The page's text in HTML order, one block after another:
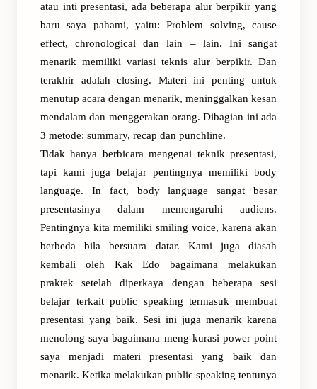
atau inti presentasi, ada beberapa alur berpikir yang
baru saya pahami, yaitu: Problem solving, cause
effect, chronological dan lain – lain. Ini sangat
menarik memiliki variasi teknis alur berpikir. Dan
terakhir adalah closing. Materi ini penting untuk
menutup acara dengan menarik, meninggalkan kesan
mendalam dan menggerakan orang. Dibagian ini ada
3 metode: summary, recap dan punchline.
Tidak hanya berbicara mengenai teknik presentasi,
tapi kami juga belajar pentingnya memiliki body
language. In fact, body language sangat besar
presentasinya dalam memengaruhi audiens.
Pentingnya kita memiliki smiling voice, karena akan
berbeda bila bersuara datar. Kami juga diasah
kembali oleh Kak Edo bagaimana melakukan
praktek setelah diperkaya dengan beberapa sesi
belajar terkait public speaking termasuk membuat
presentasi yang baik. Sesi ini juga menarik karena
menolong saya bagaimana meng-kurasi power point
saya menjadi materi presentasi yang baik dan
menarik. Ketika melakukan public speaking tentunya